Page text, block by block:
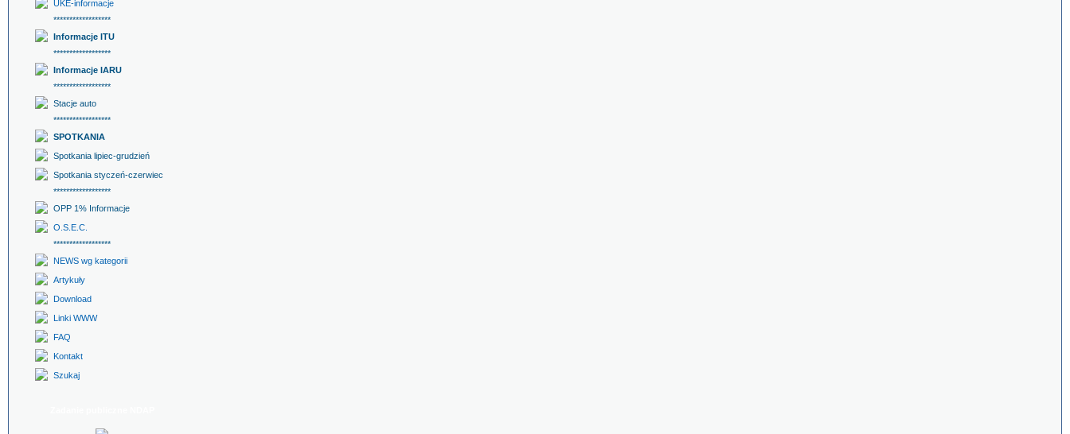
UKE-informacje
******************
Informacje ITU
******************
Informacje IARU
******************
Stacje auto
******************
SPOTKANIA
Spotkania lipiec-grudzień
Spotkania styczeń-czerwiec
******************
OPP 1% Informacje
O.S.E.C.
******************
NEWS wg kategorii
Artykuły
Download
Linki WWW
FAQ
Kontakt
Szukaj